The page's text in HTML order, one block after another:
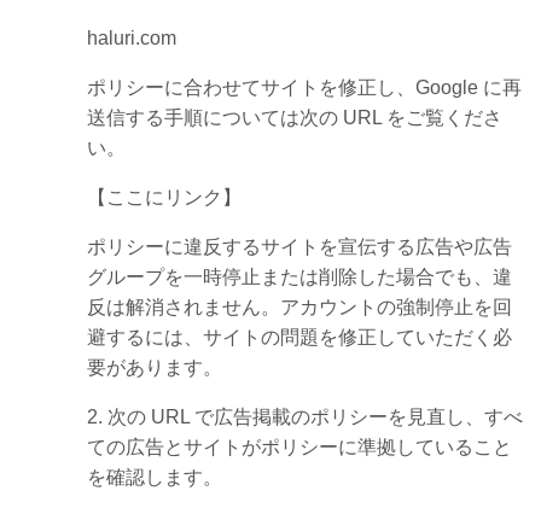
haluri.com
ポリシーに合わせてサイトを修正し、Google に再
送信する手順については次の URL をご覧くださ
い。
【ここにリンク】
ポリシーに違反するサイトを宣伝する広告や広告
グループを一時停止または削除した場合でも、違
反は解消されません。アカウントの強制停止を回
避するには、サイトの問題を修正していただく必
要があります。
2. 次の URL で広告掲載のポリシーを見直し、すべ
ての広告とサイトがポリシーに準拠していること
を確認します。